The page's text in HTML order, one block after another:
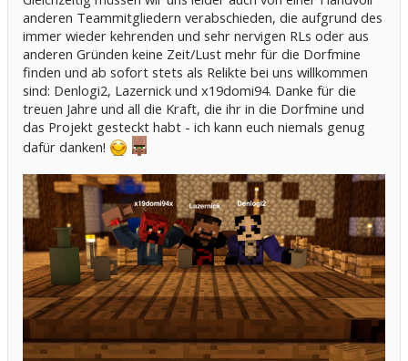
anderen Teammitgliedern verabschieden, die aufgrund des
immer wieder kehrenden und sehr nervigen RLs oder aus
anderen Gründen keine Zeit/Lust mehr für die Dorfmine
finden und ab sofort stets als Relikte bei uns willkommen
sind: Denlogi2, Lazernick und x19domi94. Danke für die
treuen Jahre und all die Kraft, die ihr in die Dorfmine und
das Projekt gesteckt habt - ich kann euch niemals genug
dafür danken!